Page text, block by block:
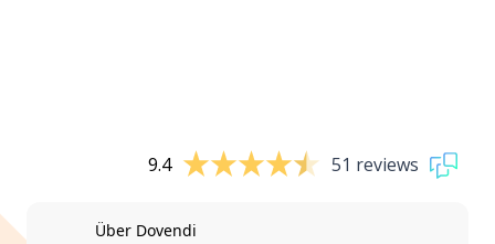
9.4 51 reviews
Über Dovendi